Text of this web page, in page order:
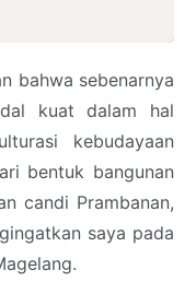
bahwa sebenarnya
kuat dalam hal
kebudayaan
bentuk bangunan
candi Prambanan,
saya pada